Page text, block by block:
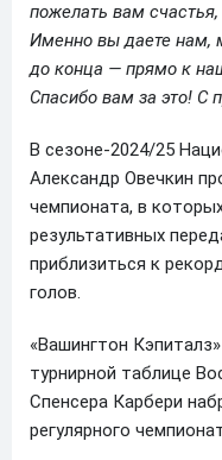
пожелать вам
Именно вы даете нам,
до конца — прямо к
Спасибо вам за это! С
В сезоне-2024/25
Александр Овечкин
чемпионата, в
результативных
приблизиться к
голов.
«Вашингтон
турнирной таблице
Спенсера Карбери
регулярного